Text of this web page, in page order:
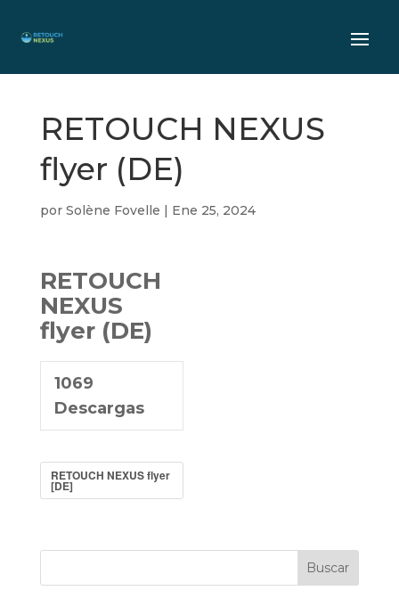
RETOUCH NEXUS
flyer (DE)
por Solène Fovelle | Ene 25, 2024
RETOUCH
NEXUS
flyer (DE)
1069
Descargas
RETOUCH NEXUS flyer
[DE]
Buscar